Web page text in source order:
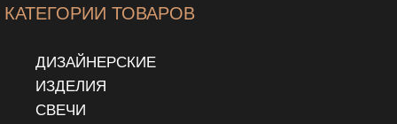
КАТЕГОРИИ ТОВАРОВ
ДИЗАЙНЕРСКИЕ
ИЗДЕЛИЯ
СВЕЧИ